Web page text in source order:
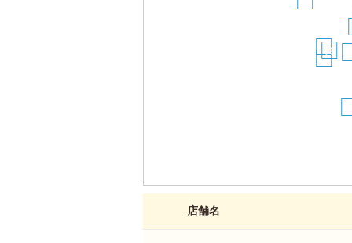
16
17
19
店舗名